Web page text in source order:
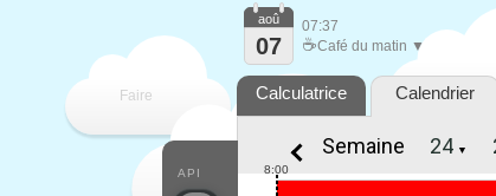
Faire
que
API
aoû
07
07:37
☕Café du matin ▼
Calculatrice Calendrier
Semaine ▼
8:00